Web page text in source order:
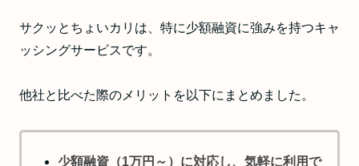
サクッとちょいカリは、特に少額融資に強みを持つキャ
ッシングサービスです。
他社と比べた際のメリットを以下にまとめました。
少額融資（1万円～）に対応し、気軽に利用で